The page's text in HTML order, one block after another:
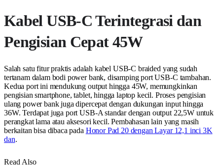
Kabel USB-C Terintegrasi dan
Pengisian Cepat 45W
Salah satu fitur praktis adalah kabel USB-C braided yang sudah
tertanam dalam bodi power bank, disamping port USB-C tambahan.
Kedua port ini mendukung output hingga 45W, memungkinkan
pengisian smartphone, tablet, hingga laptop kecil. Proses pengisian
ulang power bank juga dipercepat dengan dukungan input hingga
36W. Terdapat juga port USB-A standar dengan output 22,5W untuk
perangkat lama atau aksesori kecil. Pembahasan lain yang masih
berkaitan bisa dibaca pada Honor Pad 20 dengan Layar 12,1 inci 3K
dan.
Read Also